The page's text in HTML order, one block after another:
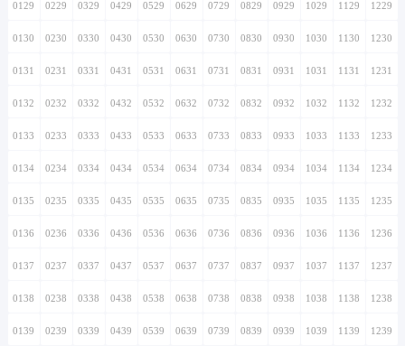
0129 0229 0329 0429 0529 0629 0729 0829 0929 1029 1129 1229
0130 0230 0330 0430 0530 0630 0730 0830 0930 1030 1130 1230
0131 0231 0331 0431 0531 0631 0731 0831 0931 1031 1131 1231
0132 0232 0332 0432 0532 0632 0732 0832 0932 1032 1132 1232
0133 0233 0333 0433 0533 0633 0733 0833 0933 1033 1133 1233
0134 0234 0334 0434 0534 0634 0734 0834 0934 1034 1134 1234
0135 0235 0335 0435 0535 0635 0735 0835 0935 1035 1135 1235
0136 0236 0336 0436 0536 0636 0736 0836 0936 1036 1136 1236
0137 0237 0337 0437 0537 0637 0737 0837 0937 1037 1137 1237
0138 0238 0338 0438 0538 0638 0738 0838 0938 1038 1138 1238
0139 0239 0339 0439 0539 0639 0739 0839 0939 1039 1139 1239